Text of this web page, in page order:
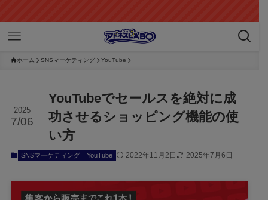
ホーム SNSマーケティング YouTube
YouTubeでセールスを絶対に成
功させるショッピング機能の使
い方
2025
7/06
SNSマーケティング YouTube 2022年11月2日 2025年7月6日